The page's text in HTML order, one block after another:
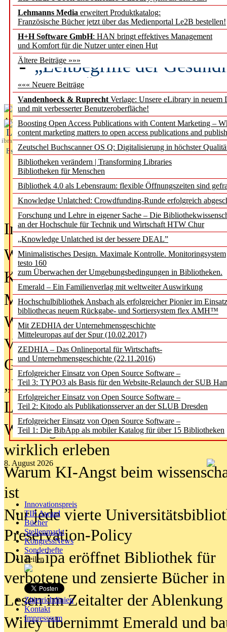
Lehmanns Media erweitert Produktkatalog:
Französische Bücher jetzt über das Medienportal Le2B bestellen!
H+H Software GmbH: HAN bringt effektives Management
und Komfort für die Nutzer unter einen Hut
Ältere Beiträge »»»
««« Neuere Beiträge
Vandenhoeck & Ruprecht Verlage: Unsere eLibrary in neuem
und mit verbesserter Benutzeroberfläche!
Boosting Open Access Publications with Content Marketing –
content marketing matters to open access publications and
Zeutschel Buchscanner OS Q: Digitalisierung in höchster
Bibliotheken verändern | Transforming Libraries
Bibliotheken für Menschen
Bibliothek 4.0 als Lebensraum: flexible Öffnungszeiten sind
Knowledge Unlatched: Crowdfunding-Runde erfolgreich
Forschung und Lehre in eigener Sache – Die
an der Hochschule für Technik und Wirtschaft HTW Chur
„Knowledge Unlatched ist der bessere DEAL”
Minimalistisches Design. Maximale Kontrolle. Monitoringsystem
testo 160
zum Überwachen der Umgebungsbedingungen in Bibliotheken.
Emerald – Ein Familienverlag mit weltweiter Auswirkung
Hochschulbibliothek Ansbach als erfolgreicher Pionier im
bibliothecas neuem Rückgabe- und Sortiersystem flex AMH™
Mit ZEDHIA der Unternehmensgeschichte
Mitteleuropas auf der Spur (10.02.2017)
ZEDHIA – Das Onlineportal für Wirtschafts-
und Unternehmensgeschichte (22.11.2016)
Erfolgreicher Einsatz von Open Source Software –
Teil 3: TYPO3 als Basis für den Website-Relaunch der SUB
Erfolgreicher Einsatz von Open Source Software –
Teil 2: Kitodo als Publikationsserver an der SLUB Dresden
Erfolgreicher Einsatz von Open Source Software –
Teil 1: Die BibApp als mobiler Katalog für über 15 Bibliotheken
8. August 2026
Innovationspreis
TIP Award
Bücher
Stellenmarkt
KongressNews
Sonderhefte
Teilen
Zitierrichtlinien
Kontakt
Impresssum
Künstliche Intelligenz
besser zu verstehen
„Leitbegriffe der
des BIÖG erscheinen
Aktuelles aus
L
ibrary
Essentials
In der Ausgabe06/2026(August
Was Hochschul­bibliotheken von
Kinder in der digitalen Welt
Metadaten als Infrastruktur
Wenn Bots katalogisieren
Von Abschlusskleidern bis
Geisterjagd-Ausrüstung in der
„Library of Things“ unterwegs
Lesen als Infrastrukturaufgabe
Wie Jugendliche Social Media
wirklich erleben
Warum KI-Angst beim
ist
Nur jede vierte
Preservation-Policy
Dua Lipa eröffnet Bibliothek für
verbotene und zensierte Bücher
Lesen im Zeitalter der Ablenkung
Wiley übernimmt Emerald und